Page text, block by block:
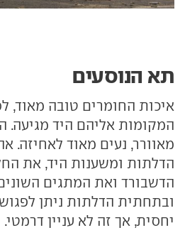
תא הנוסעים
איכות החומרים טובה מאוד,
המקומות אליהם היד מגיעה.
מאוורר, נעים מאוד לאחיזה.
הדלתות ומשענות היד, את
הדשבורד ואת המתגים
ובתחתית הדלתות ניתן
יחסית, אך זה לא עניין דרמטי.